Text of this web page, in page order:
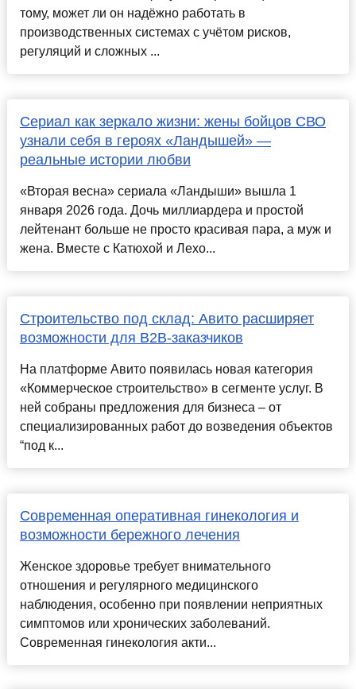
тому, может ли он надёжно работать в
производственных системах с учётом рисков,
регуляций и сложных ...
Сериал как зеркало жизни: жены бойцов СВО
узнали себя в героях «Ландышей» —
реальные истории любви
«Вторая весна» сериала «Ландыши» вышла 1
января 2026 года. Дочь миллиардера и простой
лейтенант больше не просто красивая пара, а муж и
жена. Вместе с Катюхой и Лехо...
Строительство под склад: Авито расширяет
возможности для B2B-заказчиков
На платформе Авито появилась новая категория
«Коммерческое строительство» в сегменте услуг. В
ней собраны предложения для бизнеса – от
специализированных работ до возведения объектов
“под к...
Современная оперативная гинекология и
возможности бережного лечения
Женское здоровье требует внимательного
отношения и регулярного медицинского
наблюдения, особенно при появлении неприятных
симптомов или хронических заболеваний.
Современная гинекология акти...